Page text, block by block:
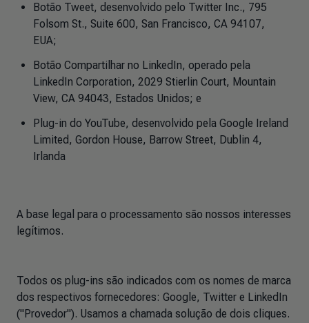
Botão Tweet, desenvolvido pelo Twitter Inc., 795
Folsom St., Suite 600, San Francisco, CA 94107,
EUA;
Botão Compartilhar no LinkedIn, operado pela
LinkedIn Corporation, 2029 Stierlin Court, Mountain
View, CA 94043, Estados Unidos; e
Plug-in do YouTube, desenvolvido pela Google Ireland
Limited, Gordon House, Barrow Street, Dublin 4,
Irlanda
A base legal para o processamento são nossos interesses
legítimos.
Todos os plug-ins são indicados com os nomes de marca
dos respectivos fornecedores: Google, Twitter e LinkedIn
("Provedor"). Usamos a chamada solução de dois cliques.